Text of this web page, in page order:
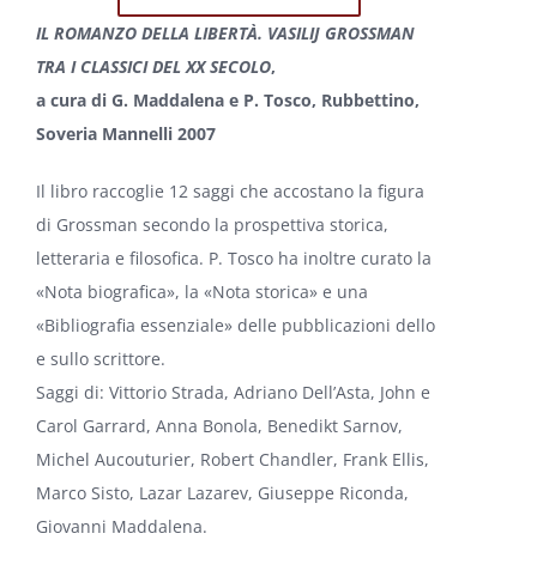
IL ROMANZO DELLA LIBERTÀ. VASILIJ GROSSMAN
TRA I CLASSICI DEL XX SECOLO,
a cura di G. Maddalena e P. Tosco, Rubbettino,
Soveria Mannelli 2007
Il libro raccoglie 12 saggi che accostano la figura
di Grossman secondo la prospettiva storica,
letteraria e filosofica. P. Tosco ha inoltre curato la
«Nota biografica», la «Nota storica» e una
«Bibliografia essenziale» delle pubblicazioni dello
e sullo scrittore.
Saggi di: Vittorio Strada, Adriano Dell’Asta, John e
Carol Garrard, Anna Bonola, Benedikt Sarnov,
Michel Aucouturier, Robert Chandler, Frank Ellis,
Marco Sisto, Lazar Lazarev, Giuseppe Riconda,
Giovanni Maddalena.